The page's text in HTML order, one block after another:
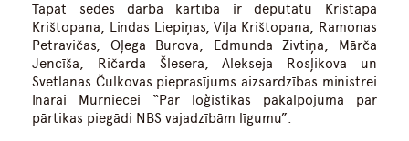
Tāpat sēdes darba kārtībā ir deputātu Kristapa
Krištopana, Lindas Liepiņas, Viļa Krištopana, Ramonas
Petravičas, Oļega Burova, Edmunda Zivtiņa, Mārča
Jencīša, Ričarda Šlesera, Alekseja Rosļikova un
Svetlanas Čulkovas pieprasījums aizsardzības ministrei
Inārai Mūrniecei “Par loģistikas pakalpojuma par
pārtikas piegādi NBS vajadzībām līgumu”.